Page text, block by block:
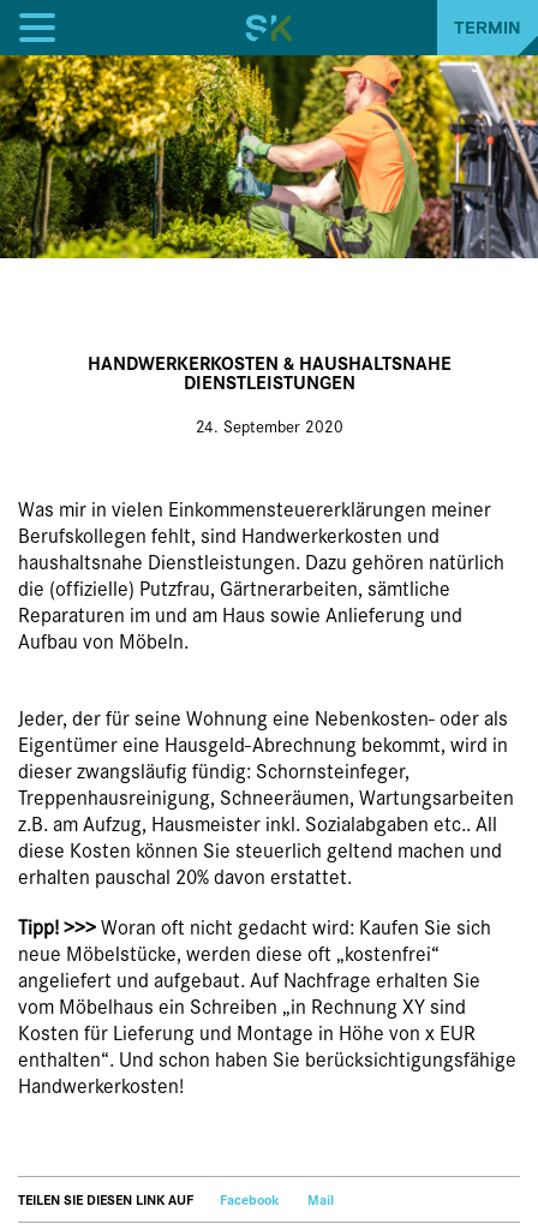
TERMIN
HANDWERKERKOSTEN & HAUSHALTSNAHE
DIENSTLEISTUNGEN
24. September 2020
Was mir in vielen Einkommensteuererklärungen meiner
Berufskollegen fehlt, sind Handwerkerkosten und
haushaltsnahe Dienstleistungen. Dazu gehören natürlich
die (offizielle) Putzfrau, Gärtnerarbeiten, sämtliche
Reparaturen im und am Haus sowie Anlieferung und
Aufbau von Möbeln.
Jeder, der für seine Wohnung eine Nebenkosten- oder als
Eigentümer eine Hausgeld-Abrechnung bekommt, wird in
dieser zwangsläufig fündig: Schornsteinfeger,
Treppenhausreinigung, Schneeräumen, Wartungsarbeiten
z.B. am Aufzug, Hausmeister inkl. Sozialabgaben etc.. All
diese Kosten können Sie steuerlich geltend machen und
erhalten pauschal 20% davon erstattet.
Tipp! >>> Woran oft nicht gedacht wird: Kaufen Sie sich
neue Möbelstücke, werden diese oft „kostenfrei“
angeliefert und aufgebaut. Auf Nachfrage erhalten Sie
vom Möbelhaus ein Schreiben „in Rechnung XY sind
Kosten für Lieferung und Montage in Höhe von x EUR
enthalten“. Und schon haben Sie berücksichtigungsfähige
Handwerkerkosten!
TEILEN SIE DIESEN LINK AUF Facebook Mail